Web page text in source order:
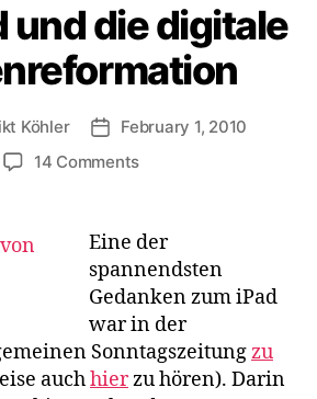
und die digitale
Köhler
Post
date
February 1, 2010
14 Commentson
und
digitale
Gegenreformation
Eine der
spannendsten
Gedanken zum iPad
war in der
Sonntagszeitungzu
auchhierzu hören). Darin